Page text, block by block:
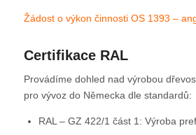
Žádost o výkon činnosti OS 1393 –
Certifikace RAL
Provádíme dohled nad výrobou
pro vývoz do Německa dle standardů:
RAL – GZ 422/1 část 1: Výroba